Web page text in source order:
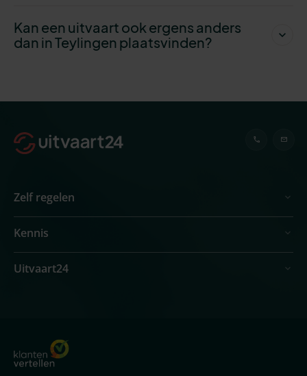
Kan een uitvaart ook ergens anders
dan in Teylingen plaatsvinden?
Zelf regelen
Kennis
Uitvaart24